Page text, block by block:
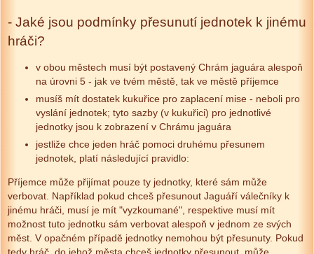
- Jaké jsou podmínky přesunutí jednotek k jinému
hráči?
v obou městech musí být postavený Chrám jaguára alespoň
na úrovni 5 - jak ve tvém městě, tak ve městě příjemce
musíš mít dostatek kukuřice pro zaplacení mise - neboli pro
vyslání jednotek; tyto sazby (v kukuřici) pro jednotlivé
jednotky jsou k zobrazení v Chrámu jaguára
jestliže chce jeden hráč pomoci druhému přesunem
jednotek, platí následující pravidlo:
Příjemce může přijímat pouze ty jednotky, které sám může
verbovat. Například pokud chceš přesunout Jaguáří válečníky k
jinému hráči, musí je mít "vyzkoumané", respektive musí mít
možnost tuto jednotku sám verbovat alespoň v jednom ze svých
měst. V opačném případě jednotky nemohou být přesunuty. Pokud